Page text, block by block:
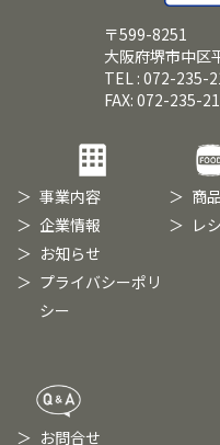
〒599-8251
大阪府堺市中区
TEL : 072-235-
FAX: 072-235-
事業内容
企業情報
お知らせ
プライバシーポリ
シー
商
レ
お問合せ